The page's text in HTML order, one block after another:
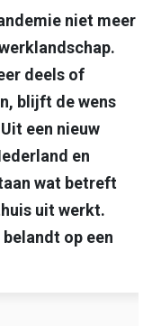
niet meer
deels of
blijft de wens
een nieuw
en
wat betreft
uit werkt.
op een